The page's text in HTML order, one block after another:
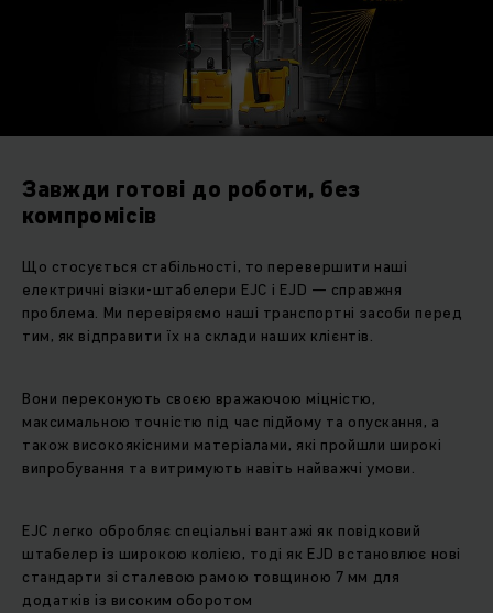
Завжди готові до роботи, без
компромісів
Що стосується стабільності, то перевершити наші
електричні візки-штабелери EJC і EJD — справжня
проблема. Ми перевіряємо наші транспортні засоби перед
тим, як відправити їх на склади наших клієнтів.
Вони переконують своєю вражаючою міцністю,
максимальною точністю під час підйому та опускання, а
також високоякісними матеріалами, які пройшли широкі
випробування та витримують навіть найважчі умови.
EJC легко обробляє спеціальні вантажі як повідковий
штабелер із широкою колією, тоді як EJD встановлює нові
стандарти зі сталевою рамою товщиною 7 мм для
додатків із високим оборотом